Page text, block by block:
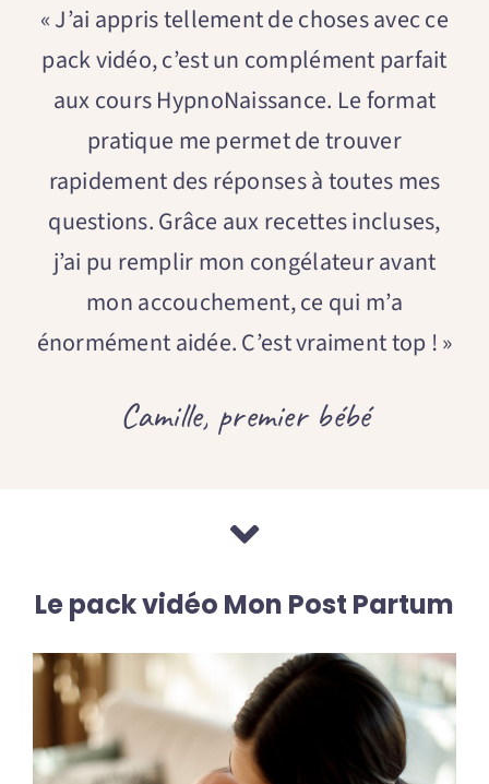
« J’ai appris tellement de choses avec ce
pack vidéo, c’est un complément parfait
aux cours HypnoNaissance. Le format
pratique me permet de trouver
rapidement des réponses à toutes mes
questions. Grâce aux recettes incluses,
j’ai pu remplir mon congélateur avant
mon accouchement, ce qui m’a
énormément aidée. C’est vraiment top ! »
Camille, premier bébé
Le pack vidéo Mon Post Partum